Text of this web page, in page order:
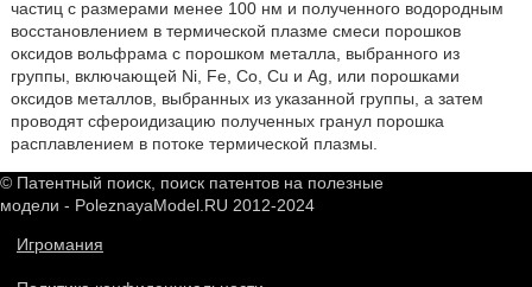
частиц с размерами менее 100 нм и полученного водородным
восстановлением в термической плазме смеси порошков
оксидов вольфрама с порошком металла, выбранного из
группы, включающей Ni, Fe, Со, Сu и Ag, или порошками
оксидов металлов, выбранных из указанной группы, а затем
проводят сфероидизацию полученных гранул порошка
расплавлением в потоке термической плазмы.
© Патентный поиск, поиск патентов на полезные
модели - PoleznayaModel.RU 2012-2024
Игромания